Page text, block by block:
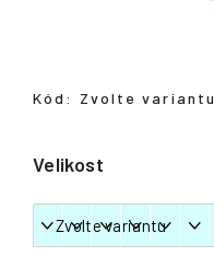
Velikost
Kód: Zvolte variantu